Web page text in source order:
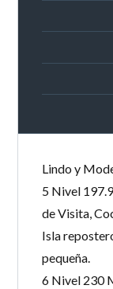
Lindo y
5 Nivel
de Visita,
Isla
pequeña.
6 Nivel 230